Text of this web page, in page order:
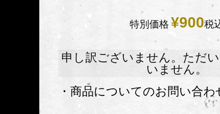
特別価格 ¥900税
申し訳ございません。ただ
いません。
・商品についてのお問い合わ